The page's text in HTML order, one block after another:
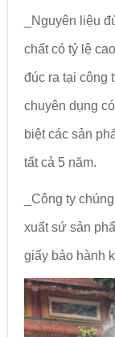
_Nguyên liệu
chất có tỷ lệ
đúc ra tại công
chuyên dụng
biệt các sản
tất cả 5 năm.
_Công ty
xuất sứ sản
giấy bảo hành